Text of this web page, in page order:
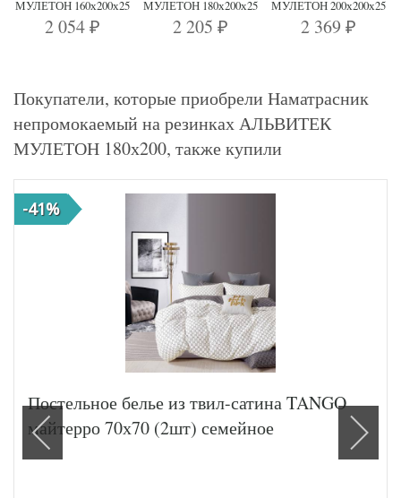
МУЛЕТОН 160х200х25
2 054₽
МУЛЕТОН 180х200х25
2 205 ₽
МУЛЕТОН 200х200х25
2 369 ₽
Покупатели, которые приобрели Наматрасник
непромокаемый на резинках АЛЬВИТЕК
МУЛЕТОН 180х200, также купили
-41%
Постельное белье из твил-сатина TANGO
майтерро 70х70 (2шт) семейное